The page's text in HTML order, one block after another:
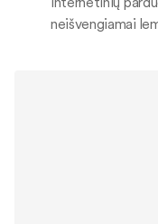
neišvengiamai